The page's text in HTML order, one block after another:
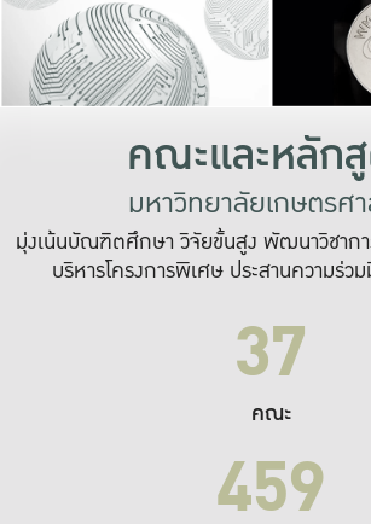
คณะและหลัก
มหาวิทยาลัยเกษตรศ
มุ่งเน้นบัณฑิตศึกษา วิจัยขั้นสูง พัฒนาวิชากา
บริหารโครงการพิเศษ ประสานความร่ว
37
คณะ
459